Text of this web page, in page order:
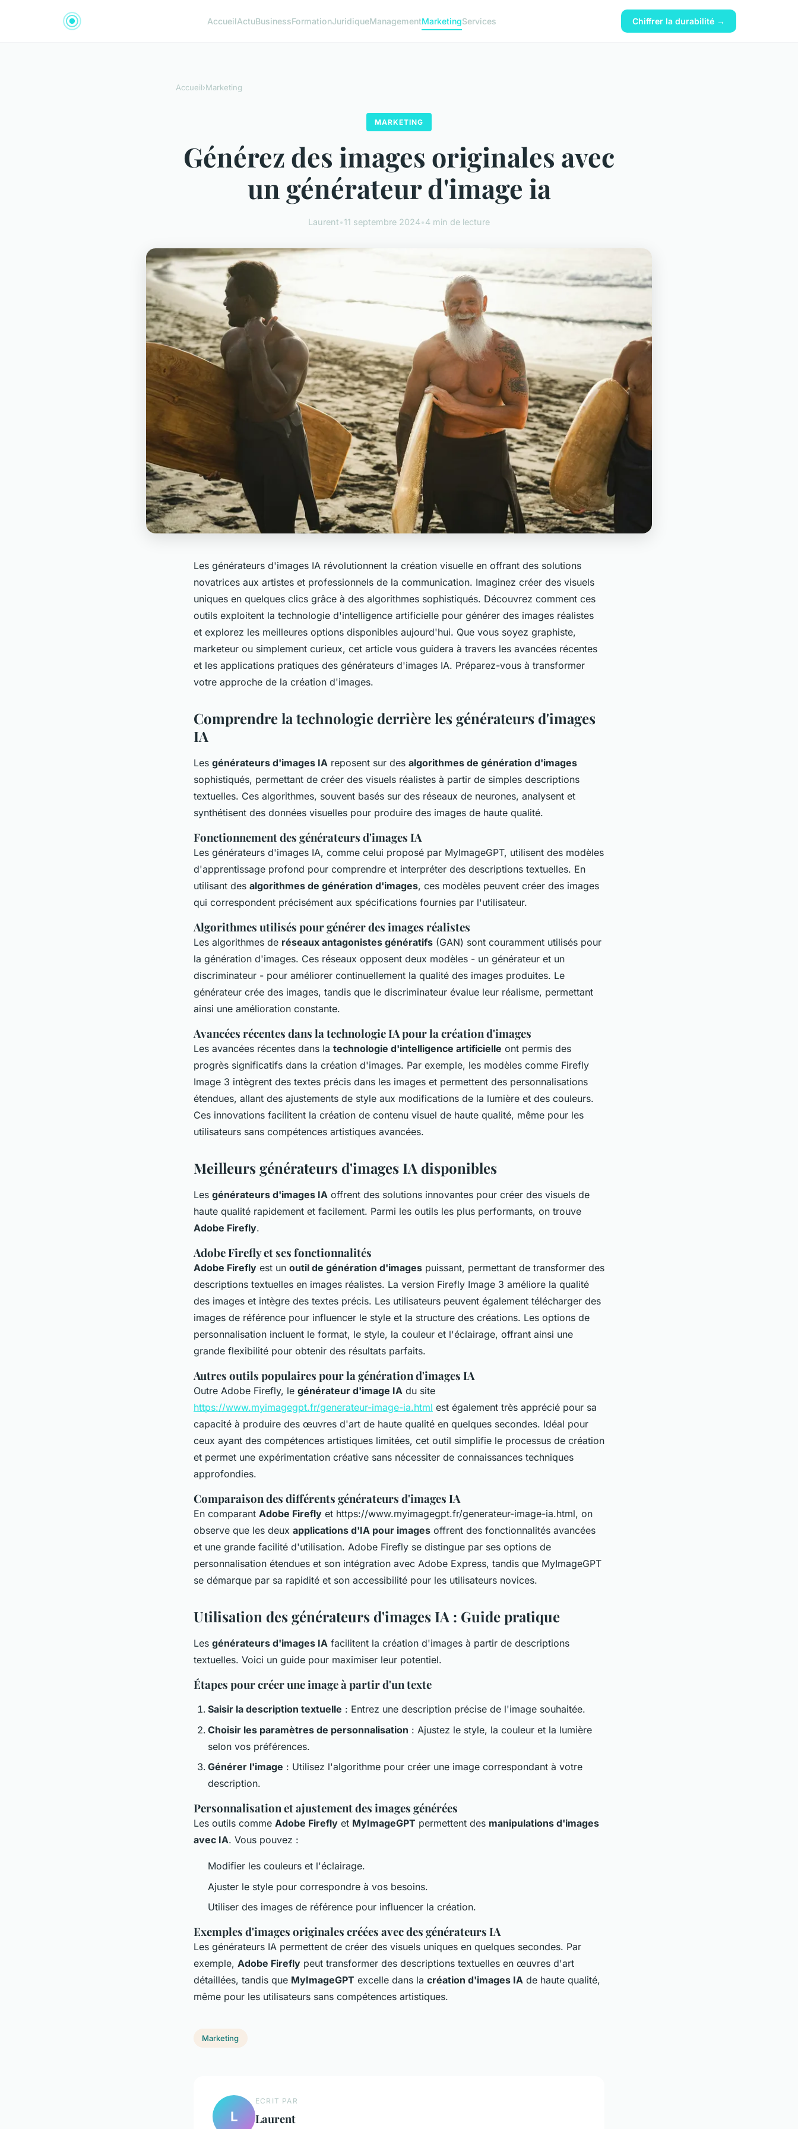
AccueilActuBusinessFormationJuridiqueManagementMarketingServices Chiffrer la durabilité →
Accueil›Marketing
MARKETING
Générez des images originales avec
un générateur d'image ia
Laurent•11 septembre 2024•4 min de lecture
Les générateurs d'images IA révolutionnent la création visuelle en offrant des solutions
novatrices aux artistes et professionnels de la communication. Imaginez créer des visuels
uniques en quelques clics grâce à des algorithmes sophistiqués. Découvrez comment ces
outils exploitent la technologie d'intelligence artificielle pour générer des images réalistes
et explorez les meilleures options disponibles aujourd'hui. Que vous soyez graphiste,
marketeur ou simplement curieux, cet article vous guidera à travers les avancées récentes
et les applications pratiques des générateurs d'images IA. Préparez-vous à transformer
votre approche de la création d'images.
Comprendre la technologie derrière les générateurs d'images
IA
Les générateurs d'images IA reposent sur des algorithmes de génération d'images
sophistiqués, permettant de créer des visuels réalistes à partir de simples descriptions
textuelles. Ces algorithmes, souvent basés sur des réseaux de neurones, analysent et
synthétisent des données visuelles pour produire des images de haute qualité.
Fonctionnement des générateurs d'images IA
Les générateurs d'images IA, comme celui proposé par MyImageGPT, utilisent des modèles
d'apprentissage profond pour comprendre et interpréter des descriptions textuelles. En
utilisant des algorithmes de génération d'images, ces modèles peuvent créer des images
qui correspondent précisément aux spécifications fournies par l'utilisateur.
Algorithmes utilisés pour générer des images réalistes
Les algorithmes de réseaux antagonistes génératifs (GAN) sont couramment utilisés pour
la génération d'images. Ces réseaux opposent deux modèles - un générateur et un
discriminateur - pour améliorer continuellement la qualité des images produites. Le
générateur crée des images, tandis que le discriminateur évalue leur réalisme, permettant
ainsi une amélioration constante.
Avancées récentes dans la technologie IA pour la création d'images
Les avancées récentes dans la technologie d'intelligence artificielle ont permis des
progrès significatifs dans la création d'images. Par exemple, les modèles comme Firefly
Image 3 intègrent des textes précis dans les images et permettent des personnalisations
étendues, allant des ajustements de style aux modifications de la lumière et des couleurs.
Ces innovations facilitent la création de contenu visuel de haute qualité, même pour les
utilisateurs sans compétences artistiques avancées.
Meilleurs générateurs d'images IA disponibles
Les générateurs d'images IA offrent des solutions innovantes pour créer des visuels de
haute qualité rapidement et facilement. Parmi les outils les plus performants, on trouve
Adobe Firefly.
Adobe Firefly et ses fonctionnalités
Adobe Firefly est un outil de génération d'images puissant, permettant de transformer des
descriptions textuelles en images réalistes. La version Firefly Image 3 améliore la qualité
des images et intègre des textes précis. Les utilisateurs peuvent également télécharger des
images de référence pour influencer le style et la structure des créations. Les options de
personnalisation incluent le format, le style, la couleur et l'éclairage, offrant ainsi une
grande flexibilité pour obtenir des résultats parfaits.
Autres outils populaires pour la génération d'images IA
Outre Adobe Firefly, le générateur d'image IA du site
https://www.myimagegpt.fr/generateur-image-ia.html est également très apprécié pour sa
capacité à produire des œuvres d'art de haute qualité en quelques secondes. Idéal pour
ceux ayant des compétences artistiques limitées, cet outil simplifie le processus de création
et permet une expérimentation créative sans nécessiter de connaissances techniques
approfondies.
Comparaison des différents générateurs d'images IA
En comparant Adobe Firefly et https://www.myimagegpt.fr/generateur-image-ia.html, on
observe que les deux applications d'IA pour images offrent des fonctionnalités avancées
et une grande facilité d'utilisation. Adobe Firefly se distingue par ses options de
personnalisation étendues et son intégration avec Adobe Express, tandis que MyImageGPT
se démarque par sa rapidité et son accessibilité pour les utilisateurs novices.
Utilisation des générateurs d'images IA : Guide pratique
Les générateurs d'images IA facilitent la création d'images à partir de descriptions
textuelles. Voici un guide pour maximiser leur potentiel.
Étapes pour créer une image à partir d'un texte
Saisir la description textuelle : Entrez une description précise de l'image souhaitée.
Choisir les paramètres de personnalisation : Ajustez le style, la couleur et la lumière
selon vos préférences.
Générer l'image : Utilisez l'algorithme pour créer une image correspondant à votre
description.
Personnalisation et ajustement des images générées
Les outils comme Adobe Firefly et MyImageGPT permettent des manipulations d'images
avec IA. Vous pouvez :
Modifier les couleurs et l'éclairage.
Ajuster le style pour correspondre à vos besoins.
Utiliser des images de référence pour influencer la création.
Exemples d'images originales créées avec des générateurs IA
Les générateurs IA permettent de créer des visuels uniques en quelques secondes. Par
exemple, Adobe Firefly peut transformer des descriptions textuelles en œuvres d'art
détaillées, tandis que MyImageGPT excelle dans la création d'images IA de haute qualité,
même pour les utilisateurs sans compétences artistiques.
Marketing
L
ECRIT PAR
Laurent